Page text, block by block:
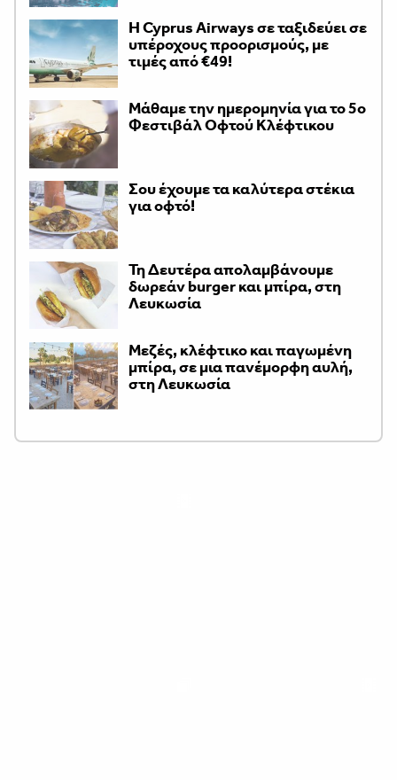
H Cyprus Airways σε ταξιδεύει σε
υπέροχους προορισμούς, με
τιμές από €49!
Μάθαμε την ημερομηνία για το 5ο
Φεστιβάλ Οφτού Κλέφτικου
Σου έχουμε τα καλύτερα στέκια
για οφτό!
Τη Δευτέρα απολαμβάνουμε
δωρεάν burger και μπίρα, στη
Λευκωσία
Μεζές, κλέφτικο και παγωμένη
μπίρα, σε μια πανέμορφη αυλή,
στη Λευκωσία